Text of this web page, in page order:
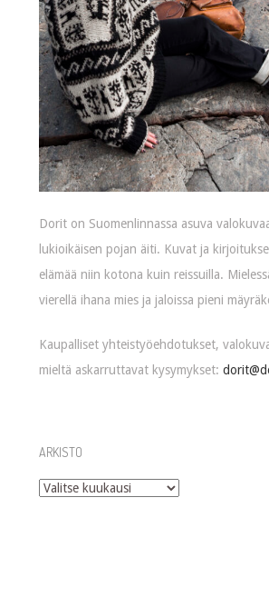
Dorit on Suomenlinnassa asuva
lukioikäisen pojan äiti. Kuvat ja
elämää niin kotona kuin reissuilla.
vierellä ihana mies ja jaloissa pieni
Kaupalliset yhteistyöehdotukset,
mieltä askarruttavat kysymykset:
ARKISTO
Arkisto